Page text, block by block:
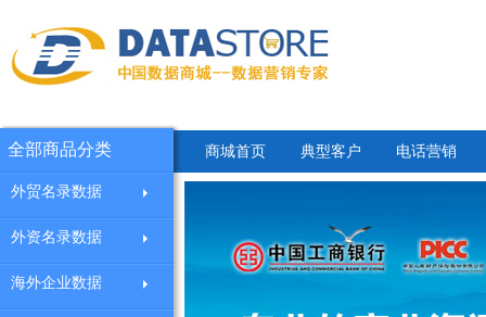
商城首页 典型客户 电话营销
全部商品分类
外贸名录数据
外资名录数据
海外企业数据